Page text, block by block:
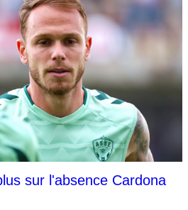
sur l'absence Cardona